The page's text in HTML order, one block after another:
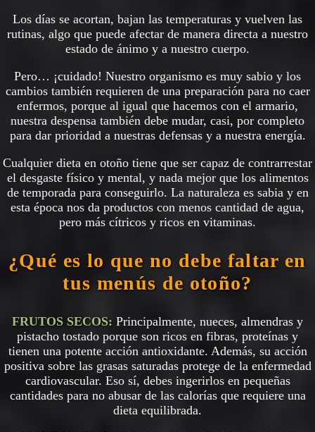
Los días se acortan, bajan las temperaturas y vuelven las
rutinas, algo que puede afectar de manera directa a nuestro
estado de ánimo y a nuestro cuerpo.
Pero… ¡cuidado! Nuestro organismo es muy sabio y los
cambios también requieren de una preparación para no caer
enfermos, porque al igual que hacemos con el armario,
nuestra despensa también debe mudar, casi, por completo
para dar prioridad a nuestras defensas y a nuestra energía.
Cualquier dieta en otoño tiene que ser capaz de contrarrestar
el desgaste físico y mental, y nada mejor que los alimentos
de temporada para conseguirlo. La naturaleza es sabia y en
esta época nos da productos con menos cantidad de agua,
pero más cítricos y ricos en vitaminas.
¿Qué es lo que no debe faltar en
tus menús de otoño?
FRUTOS SECOS: Principalmente, nueces, almendras y
pistacho tostado porque son ricos en fibras, proteínas y
tienen una potente acción antioxidante. Además, su acción
positiva sobre las grasas saturadas protege de la enfermedad
cardiovascular. Eso sí, debes ingerirlos en pequeñas
cantidades para no abusar de las calorías que requiere una
dieta equilibrada.